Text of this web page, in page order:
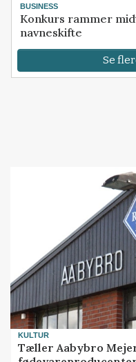
BUSINESS
Konkurs rammer
navneskifte
Se
KULTUR
Tæller Aabybro